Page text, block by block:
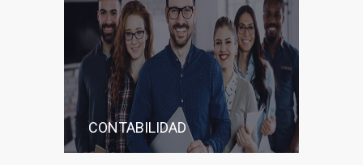
CONTABILIDAD